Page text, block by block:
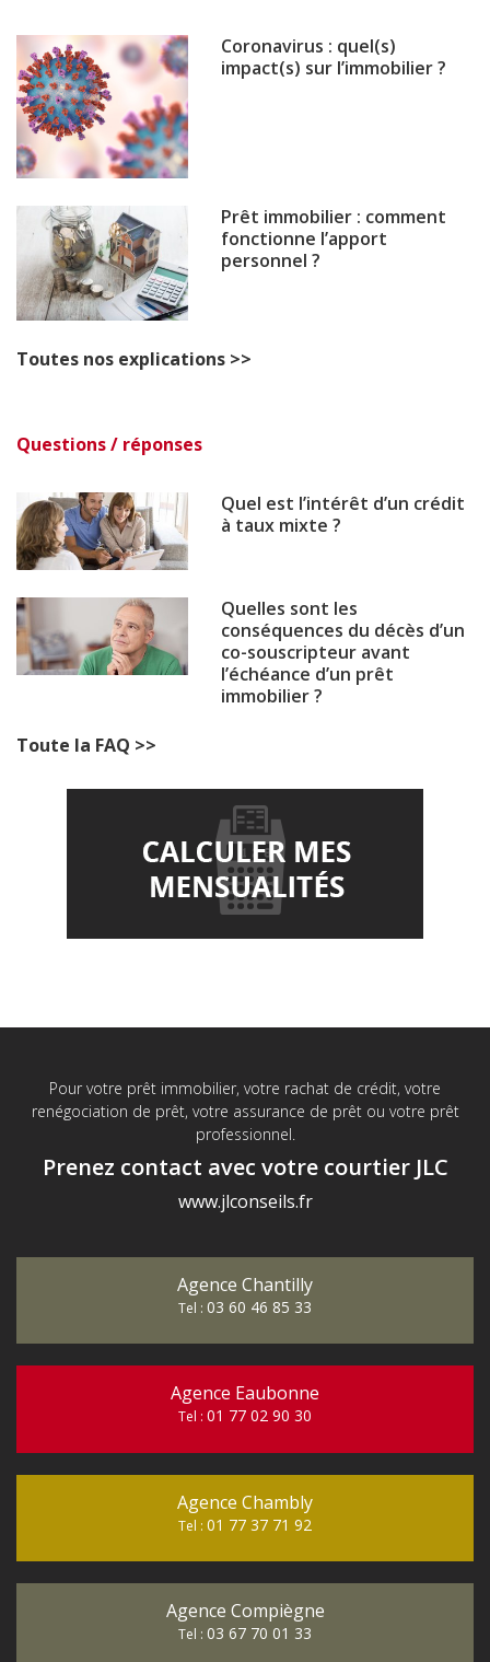
Coronavirus : quel(s)
impact(s) sur l’immobilier ?
Prêt immobilier : comment
fonctionne l’apport
personnel ?
Toutes nos explications >>
Questions / réponses
Quel est l’intérêt d’un crédit
à taux mixte ?
Quelles sont les
conséquences du décès d’un
co-souscripteur avant
l’échéance d’un prêt
immobilier ?
Toute la FAQ >>
Pour votre prêt immobilier, votre rachat de crédit, votre
renégociation de prêt, votre assurance de prêt ou votre prêt
professionnel.
Prenez contact avec votre courtier JLC
www.jlconseils.fr
Agence Chantilly
Tel : 03 60 46 85 33
Agence Eaubonne
Tel : 01 77 02 90 30
Agence Chambly
Tel : 01 77 37 71 92
Agence Compiègne
Tel : 03 67 70 01 33